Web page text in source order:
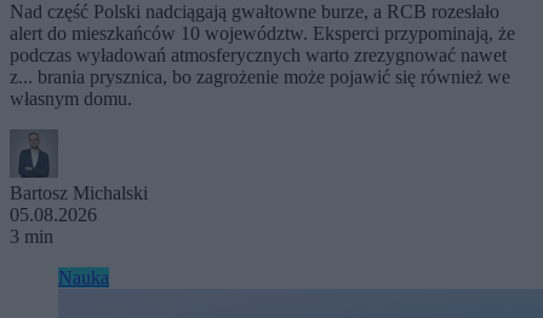
Nad część Polski nadciągają gwałtowne burze, a RCB rozesłało
alert do mieszkańców 10 województw. Eksperci przypominają, że
podczas wyładowań atmosferycznych warto zrezygnować nawet
z... brania prysznica, bo zagrożenie może pojawić się również we
własnym domu.
Bartosz Michalski
05.08.2026
3 min
Nauka